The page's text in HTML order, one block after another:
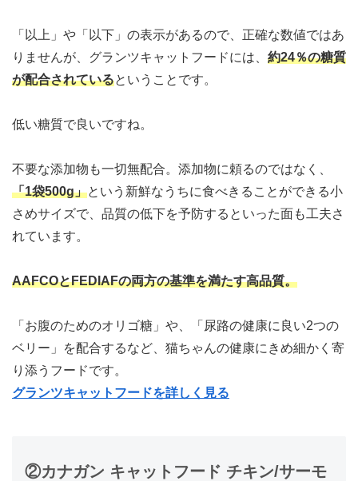
「以上」や「以下」の表示があるので、正確な数値ではあ
りませんが、グランツキャットフードには、 約24％の糖質
が配合されているということです。
低い糖質で良いですね。
不要な添加物も一切無配合。添加物に頼るのではなく、
「1袋500g」という新鮮なうちに食べきることができる小
さめサイズで、品質の低下を予防するといった面も工夫さ
れています。
AAFCOとFEDIAFの両方の基準を満たす高品質。
「お腹のためのオリゴ糖」や、「尿路の健康に良い2つの
ベリー」を配合するなど、猫ちゃんの健康にきめ細かく寄
り添うフードです。
グランツキャットフードを詳しく見る
②カナガン キャットフード チキン/サーモ